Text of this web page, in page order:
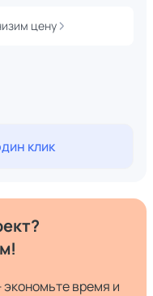
дешевле? Снизим цену
клик
время и